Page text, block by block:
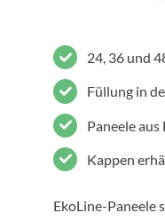
24, 36 und
Füllung in
Paneele
Kappen
EkoLine-Paneele